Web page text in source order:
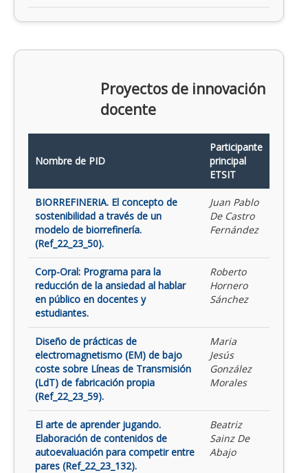
Proyectos de innovación
docente
Nombre de PID
Participante
principal
ETSIT
BIORREFINERIA. El concepto de
sostenibilidad a través de un
modelo de biorrefinería.
(Ref_22_23_50).
Juan Pablo
De Castro
Fernández
Corp-Oral: Programa para la
reducción de la ansiedad al hablar
en público en docentes y
estudiantes.
Roberto
Hornero
Sánchez
Diseño de prácticas de
electromagnetismo (EM) de bajo
coste sobre Líneas de Transmisión
(LdT) de fabricación propia
(Ref_22_23_59).
Maria
Jesús
González
Morales
El arte de aprender jugando.
Elaboración de contenidos de
autoevaluación para competir entre
pares (Ref_22_23_132).
Beatriz
Sainz De
Abajo